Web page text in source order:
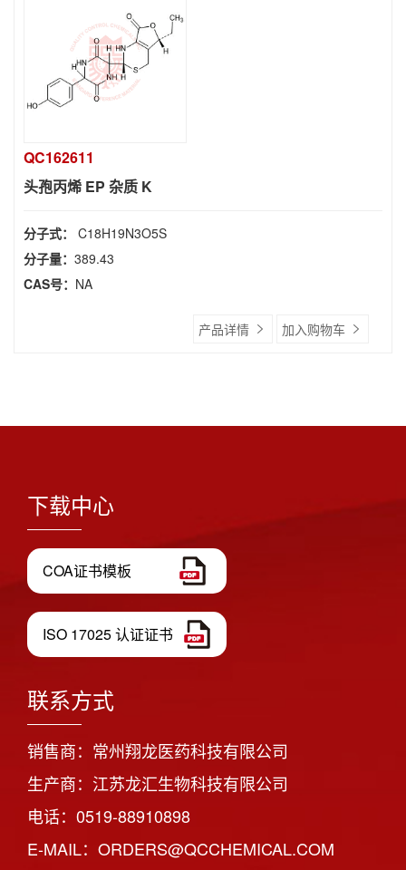
QC162611
头孢丙烯 EP 杂质 K
分子式： C18H19N3O5S
分子量： 389.43
CAS号： NA
产品详情 加入购物车
下载中心
COA证书模板
ISO 17025 认证证书
联系方式
销售商：常州翔龙医药科技有限公司
生产商：江苏龙汇生物科技有限公司
电话：0519-88910898
E-MAIL：ORDERS@QCCHEMICAL.COM